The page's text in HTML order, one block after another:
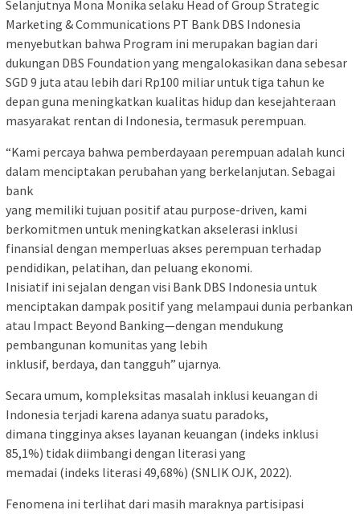
Selanjutnya Mona Monika selaku Head of Group Strategic
Marketing & Communications PT Bank DBS Indonesia
menyebutkan bahwa Program ini merupakan bagian dari
dukungan DBS Foundation yang mengalokasikan dana sebesar
SGD 9 juta atau lebih dari Rp100 miliar untuk tiga tahun ke
depan guna meningkatkan kualitas hidup dan kesejahteraan
masyarakat rentan di Indonesia, termasuk perempuan.
“Kami percaya bahwa pemberdayaan perempuan adalah kunci
dalam menciptakan perubahan yang berkelanjutan. Sebagai
bank
yang memiliki tujuan positif atau purpose-driven, kami
berkomitmen untuk meningkatkan akselerasi inklusi
finansial dengan memperluas akses perempuan terhadap
pendidikan, pelatihan, dan peluang ekonomi.
Inisiatif ini sejalan dengan visi Bank DBS Indonesia untuk
menciptakan dampak positif yang melampaui dunia perbankan
atau Impact Beyond Banking—dengan mendukung
pembangunan komunitas yang lebih
inklusif, berdaya, dan tangguh” ujarnya.
Secara umum, kompleksitas masalah inklusi keuangan di
Indonesia terjadi karena adanya suatu paradoks,
dimana tingginya akses layanan keuangan (indeks inklusi
85,1%) tidak diimbangi dengan literasi yang
memadai (indeks literasi 49,68%) (SNLIK OJK, 2022).
Fenomena ini terlihat dari masih maraknya partisipasi